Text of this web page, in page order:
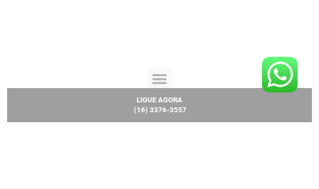
LIGUE AGORA
(16) 3376-3557